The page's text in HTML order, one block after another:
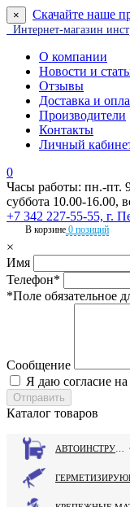
× Скачайте наше
Интернет-магазин
О компании
Новости и
Отзывы
Доставка и
Производители
Контакты
Личный
0
Часы работы: пн.-пт.
суббота 10.00-16.00,
+7 342 227-55-55, г.
В корзине 0 позиций
×
Имя
Телефон*
*Поле обязательное
Сообщение
Я даю согласие на
Каталог товаров